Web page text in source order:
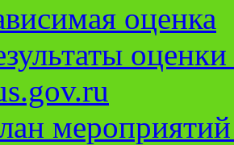
оценка